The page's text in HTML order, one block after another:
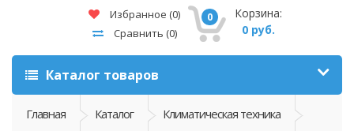
Избранное (0)
Сравнить (0)
0
Корзина:
0 руб.
Каталог товаров
Главная Каталог Климатическая техника